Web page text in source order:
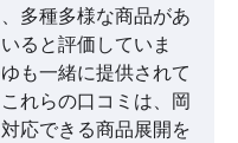
多種多様な商品があ
ると評価していま
も一緒に提供されて
れらの口コミは、岡
応できる商品展開を